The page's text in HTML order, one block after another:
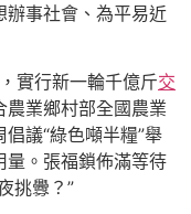
辦事社會、為平易近
實行新一輪千億斤交
農業鄉村部全國農業
議“綠色噸半糧”舉
量。張福鎖佈滿等待
挑釁？”